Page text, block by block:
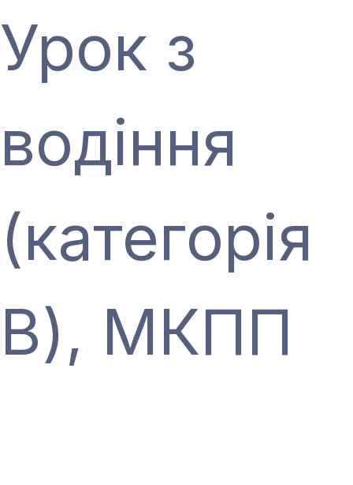
Урок з
водіння
(категорія
В), МКПП